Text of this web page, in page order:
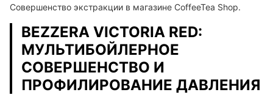
Совершенство экстракции в магазине CoffeeTea Shop.
BEZZERA VICTORIA RED:
МУЛЬТИБОЙЛЕРНОЕ
СОВЕРШЕНСТВО И
ПРОФИЛИРОВАНИЕ ДАВЛЕНИЯ